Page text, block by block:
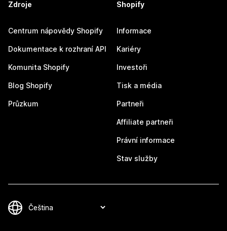
Zdroje
Centrum nápovědy Shopify
Dokumentace k rozhraní API
Komunita Shopify
Blog Shopify
Průzkum
Shopify
Informace
Kariéry
Investoři
Tisk a média
Partneři
Affiliate partneři
Právní informace
Stav služby